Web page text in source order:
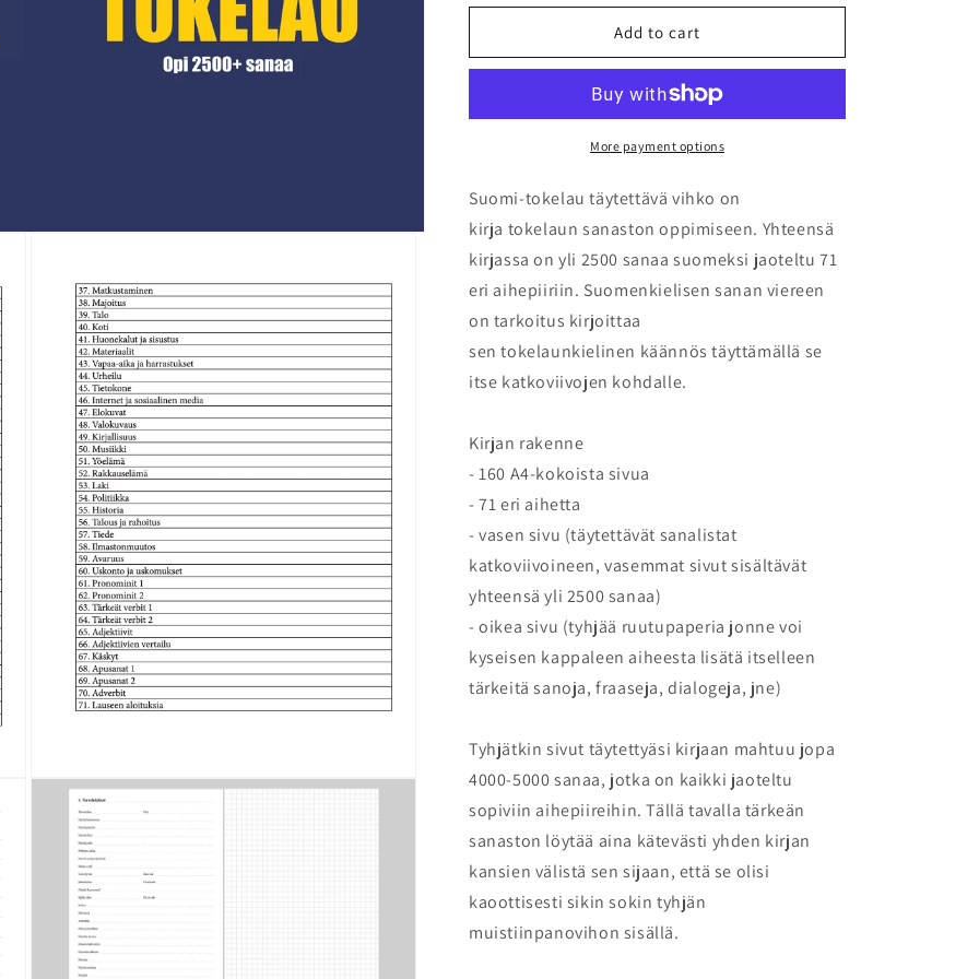
Open
for
tokelau
for
Suomi-
tokelau
täytettävä
vihko
Add to cart
More payment options
Suomi-tokelau täytettävä vihko on
kirja tokelaun sanaston oppimiseen. Yhteensä
kirjassa on yli 2500 sanaa suomeksi jaoteltu 71
eri aihepiiriin. Suomenkielisen sanan viereen
on tarkoitus kirjoittaa
sen tokelaunkielinen käännös täyttämällä se
itse katkoviivojen kohdalle.
Kirjan rakenne
- 160 A4-kokoista sivua
- 71 eri aihetta
- vasen sivu (täytettävät sanalistat
katkoviivoineen, vasemmat sivut sisältävät
yhteensä yli 2500 sanaa)
- oikea sivu (tyhjää ruutupaperia jonne voi
kyseisen kappaleen aiheesta lisätä itselleen
tärkeitä sanoja, fraaseja, dialogeja, jne)
Tyhjätkin sivut täytettyäsi kirjaan mahtuu jopa
4000-5000 sanaa, jotka on kaikki jaoteltu
sopiviin aihepiireihin. Tällä tavalla tärkeän
sanaston löytää aina kätevästi yhden kirjan
kansien välistä sen sijaan, että se olisi
kaoottisesti sikin sokin tyhjän
muistiinpanovihon sisällä.